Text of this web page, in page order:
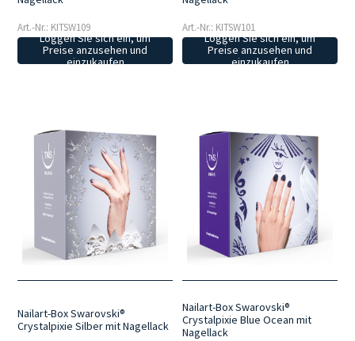
Art.-Nr.: KITSW109
Loggen Sie sich ein, um
Preise anzusehen und
einzukaufen
Art.-Nr.: KITSW101
Loggen Sie sich ein, um
Preise anzusehen und
einzukaufen
Nailart-Box Swarovski®
Crystalpixie Silber mit Nagellack
Nailart-Box Swarovski®
Crystalpixie Blue Ocean mit
Nagellack